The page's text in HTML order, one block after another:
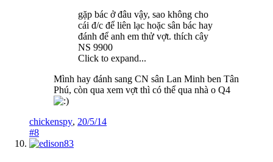
gặp bác ở đâu vậy, sao không cho
cái đ/c để liên lạc hoặc sân bác hay
đánh để anh em thử vợt. thích cây
NS 9900
Click to expand...
Mình hay đánh sang CN sân Lan Minh ben Tân
Phú, còn qua xem vợt thì có thể qua nhà o Q4
chickenspy, 20/5/14
#8